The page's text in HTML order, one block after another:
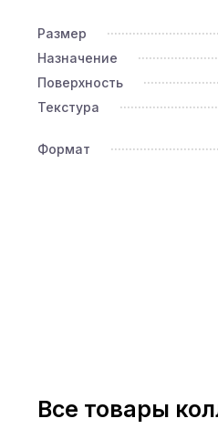
Размер
Назначение
Поверхность
Текстура
Формат
Все товары